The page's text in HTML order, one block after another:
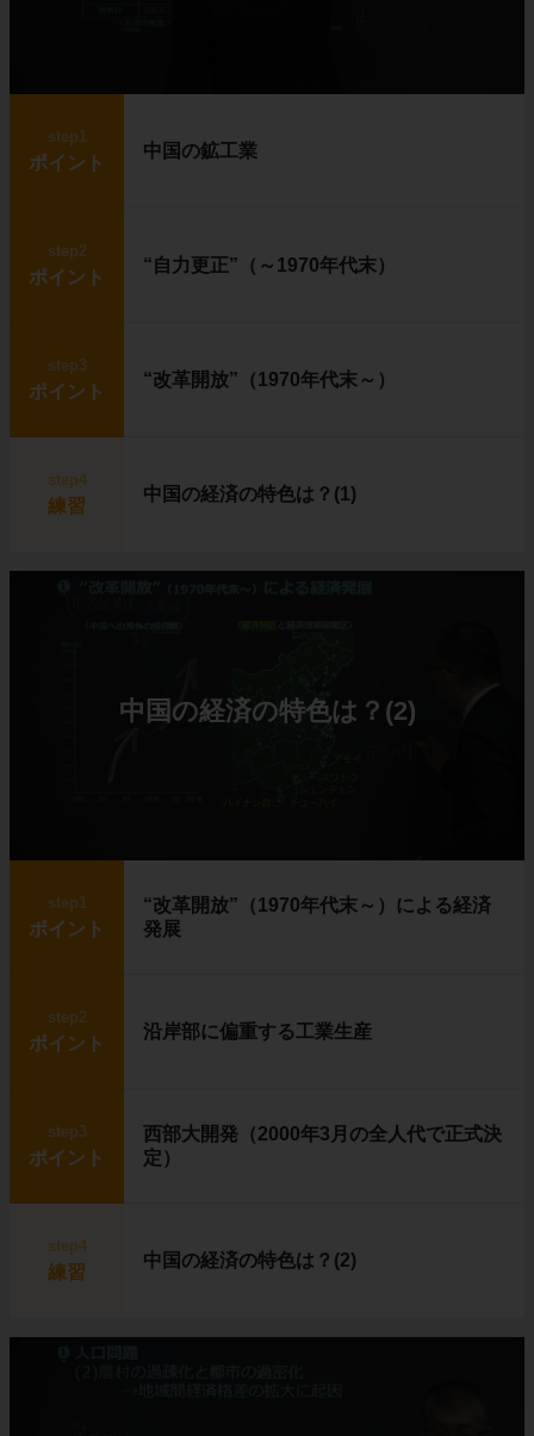
step1
ポイント
中国の鉱工業
step2
ポイント
“自力更正”（～1970年代末）
step3
ポイント
“改革開放”（1970年代末～）
step4
練習
中国の経済の特色は？(1)
中国の経済の特色は？(2)
step1
ポイント
“改革開放”（1970年代末～）による経済
発展
step2
ポイント
沿岸部に偏重する工業生産
step3
ポイント
西部大開発（2000年3月の全人代で正式決
定）
step4
練習
中国の経済の特色は？(2)